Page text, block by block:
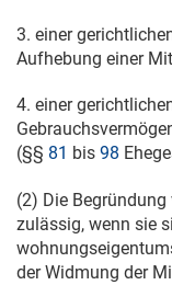
3. einer
Aufhebung einer
4. einer
(§§ 81 bis 98
(2) Die
zulässig, wenn sie
der Widmung der